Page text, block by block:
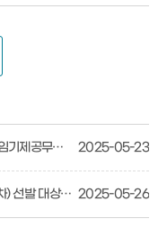
2025년 제2회 춘천시의회 임기제공무원 채용 공고 2025-05-23
2025년 희망일자리사업(2차) 선발 대상자 알림 공고 2025-05-26